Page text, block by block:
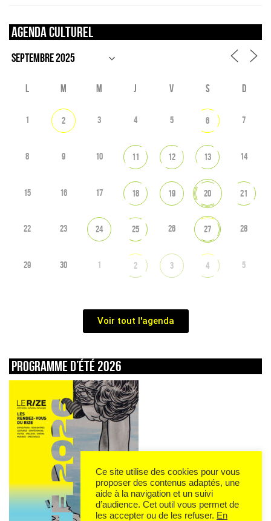
Agenda culturel
L M M J V S D
1 2 3 4 5 6 7
8 9 10 11 12 13 14
15 16 17 18 19 20 21
22 23 24 25 26 27 28
29 30 1 2 3 4 5
Voir tout l'agenda
Programme d’été 2026
Ce site utilise des cookies pour vous
proposer des contenus adaptés, une
aide à la navigation et un suivi
d’audience. Cet outil vous permet de
les accepter ou de les refuser. En